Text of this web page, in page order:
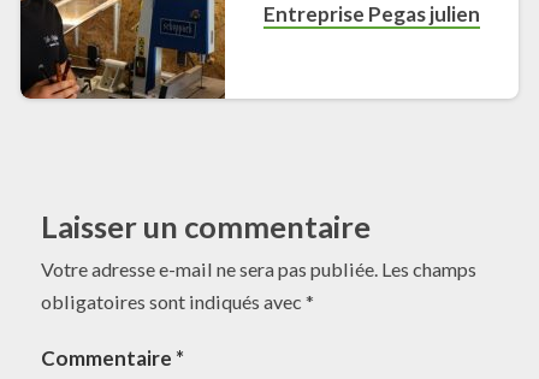
Entreprise Pegas julien
Laisser un commentaire
Votre adresse e-mail ne sera pas publiée. Les champs
obligatoires sont indiqués avec *
Commentaire *